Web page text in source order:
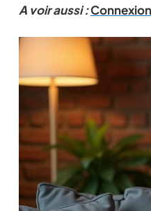
A voir aussi :